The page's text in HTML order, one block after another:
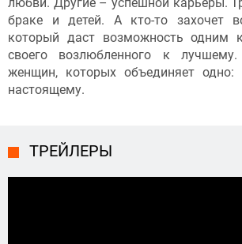
браке и детей. А кто-то захочет
который даст возможность одним
своего возлюбленного к
женщин, которых объединяет
настоящему.
ТРЕЙЛЕРЫ